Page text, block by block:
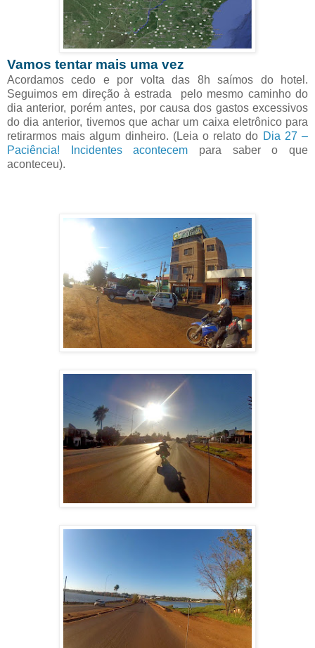
Vamos tentar mais uma vez
Acordamos cedo e por volta das 8h saímos do hotel.
Seguimos em direção à estrada pelo mesmo caminho do
dia anterior, porém antes, por causa dos gastos excessivos
do dia anterior, tivemos que achar um caixa eletrônico para
retirarmos mais algum dinheiro. (Leia o relato do Dia 27 –
Paciência! Incidentes acontecem para saber o que
aconteceu).